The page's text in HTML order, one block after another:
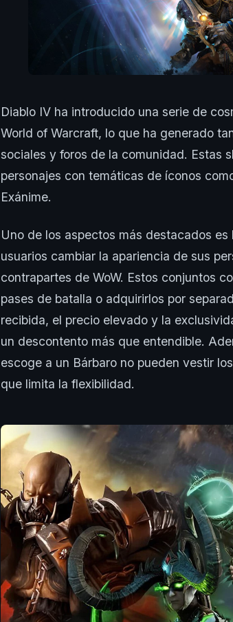
Diablo IV ha introducido una serie de
World of Warcraft, lo que ha generado
sociales y foros de la comunidad. Estas
personajes con temáticas de íconos
Exánime.
Uno de los aspectos más destacados
usuarios cambiar la apariencia de sus
contrapartes de WoW. Estos conjuntos
pases de batalla o adquirirlos por
recibida, el precio elevado y la
un descontento más que entendible.
escoge a un Bárbaro no pueden vestir
que limita la flexibilidad.